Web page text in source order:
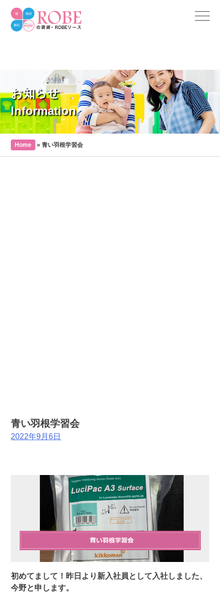
お知らせ
Information
Home »青い羽根学習会
青い羽根学習会
2022年9月6日
初めてまして！昨日より新入社員として入社しました、
今野と申します。